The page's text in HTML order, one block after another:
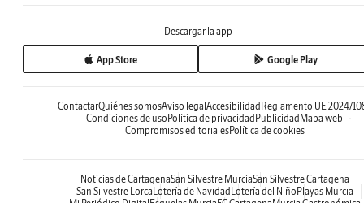
Descargar la app
App Store Google Play
ContactarQuiénes somosAviso legal Accesibilidad Reglamento UE 2024/
Condiciones de uso Política de privacidad Publicidad Mapa web
Compromisos editorialesPolítica de cookies
Noticias de CartagenaSan Silvestre MurciaSan Silvestre Cartagena
San Silvestre Lorca Lotería de Navidad Lotería del Niño Playas Murcia